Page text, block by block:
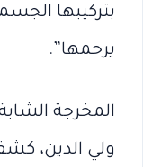
بتركيبها
يرحمها”.
المخرجة
ولي الدين،